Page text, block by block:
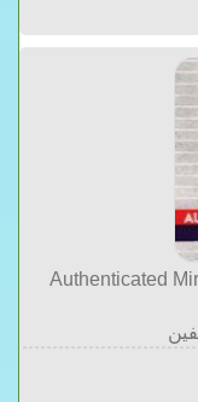
300 Authenticated